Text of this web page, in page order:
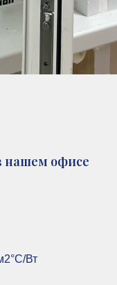
нашем офисе
Вт